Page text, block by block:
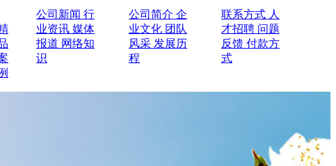
公司新闻 行
业资讯 媒体
报道 网络知
识
公司简介 企
业文化 团队
风采 发展历
程
联系方式 人
才招聘 问题
反馈 付款方
式